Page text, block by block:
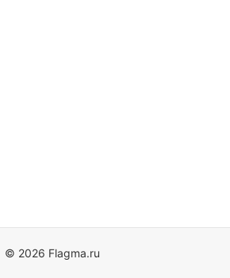
© 2026 Flagma.ru